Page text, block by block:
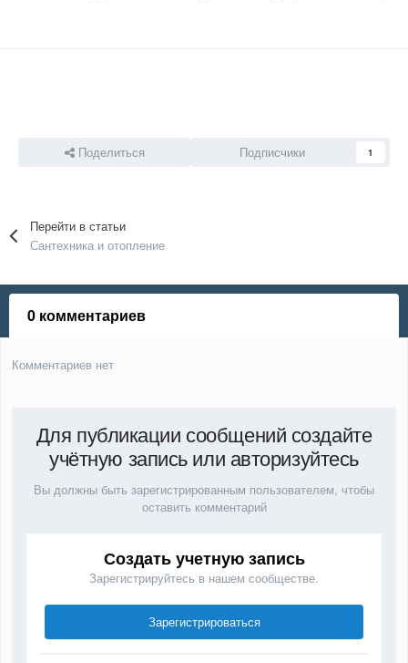
Поделиться Подписчики 1
Перейти в статьи
Сантехника и отопление
0 комментариев
Комментариев нет
Для публикации сообщений создайте
учётную запись или авторизуйтесь
Вы должны быть зарегистрированным пользователем, чтобы
оставить комментарий
Создать учетную запись
Зарегистрируйтесь в нашем сообществе.
Зарегистрироваться